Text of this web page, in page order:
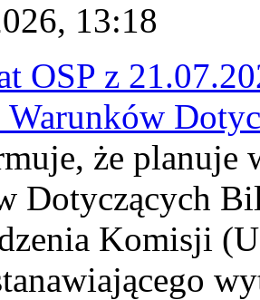
13:18
OSP z
że planuje
Dotyczących
Komisji